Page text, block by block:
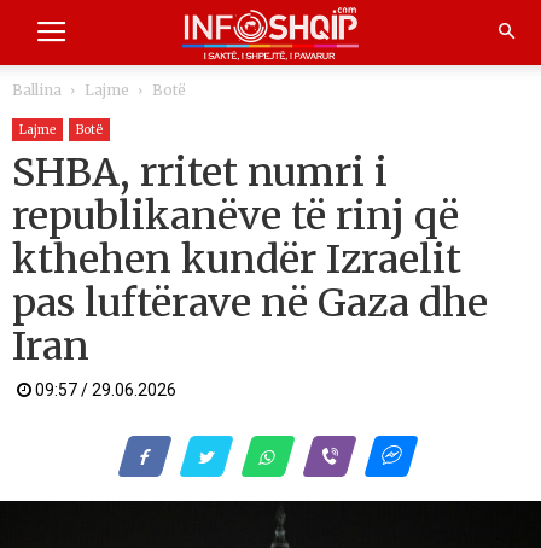
Ballina Lajme Botë
Lajme Botë
SHBA, rritet numri i
republikanëve të rinj që
kthehen kundër Izraelit
pas luftërave në Gaza dhe
Iran
09:57 / 29.06.2026